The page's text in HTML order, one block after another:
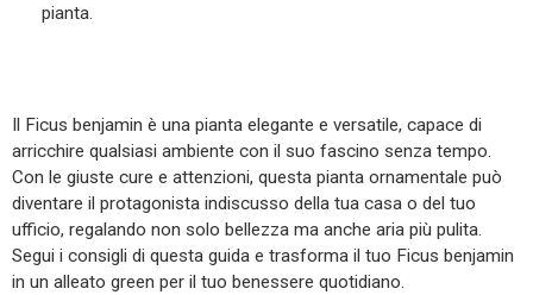
pianta.
Il Ficus benjamin è una pianta elegante e versatile, capace di
arricchire qualsiasi ambiente con il suo fascino senza tempo.
Con le giuste cure e attenzioni, questa pianta ornamentale può
diventare il protagonista indiscusso della tua casa o del tuo
ufficio, regalando non solo bellezza ma anche aria più pulita.
Segui i consigli di questa guida e trasforma il tuo Ficus benjamin
in un alleato green per il tuo benessere quotidiano.